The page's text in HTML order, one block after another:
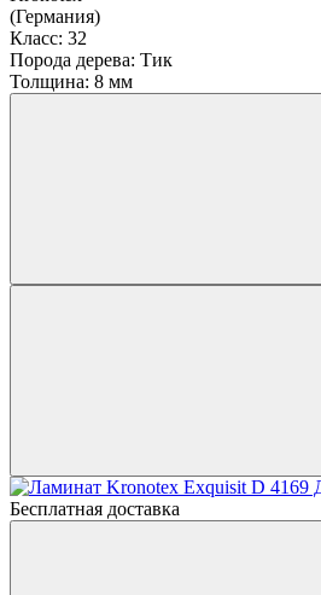
(Германия)
Класс: 32
Порода дерева: Тик
Толщина: 8 мм
Бесплатная доставка